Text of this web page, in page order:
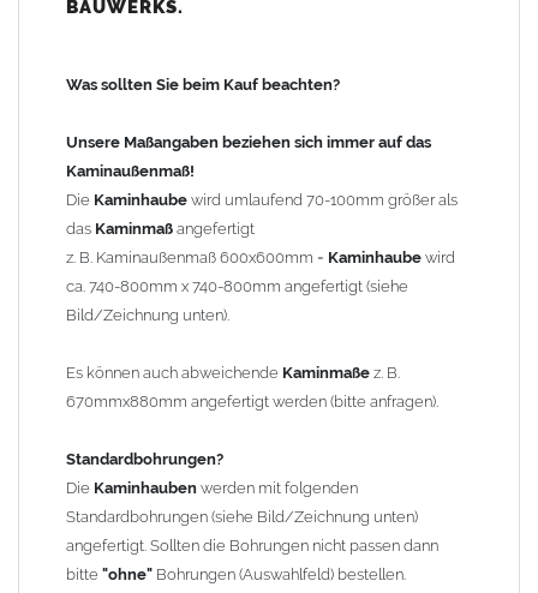
100mm
120mm
140mm
Andere Bohrmaße sind auf Anfrage möglich (Aufpreis
Sonderbohrung 55,99 EUR).
Befestigung/Stützen
Kaminhaubewird inkl. EdelstahlBefestigungsmaterial
geliefert. Die Standardflachstützen sind aus
beträgt ca. 25cm bis 30cm. DieKaminhaubekann mit längeren
Stützen bis Höhe 450mm geliefert werden (Aufpreis 42,89 EUR).
Kaminkopfabdeckung
Kaminhaubewirdohne Kaminkopfabdeckung
Kaminkopfabdeckungenfinden Sie unter "Kaminabdeckung
BAUWERKS.
Was sollten Sie beim Kauf beachten?
Unsere Maßangaben beziehen sich immer auf das
Kaminaußenmaß!
Die Kaminhaube wird umlaufend 70-100mm größer als
das Kaminmaß angefertigt
z. B. Kaminaußenmaß 600x600mm = Kaminhaube wird
ca. 740-800mm x 740-800mm angefertigt (siehe
Bild/Zeichnung unten).
Es können auch abweichende Kaminmaße z. B.
670mmx880mm angefertigt werden (bitte anfragen).
Standardbohrungen?
Die Kaminhauben werden mit folgenden
Standardbohrungen (siehe Bild/Zeichnung unten)
angefertigt. Sollten die Bohrungen nicht passen dann
bitte "ohne" Bohrungen (Auswahlfeld) bestellen.